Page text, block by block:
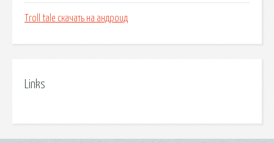
Troll tale скачать на андроид
Links